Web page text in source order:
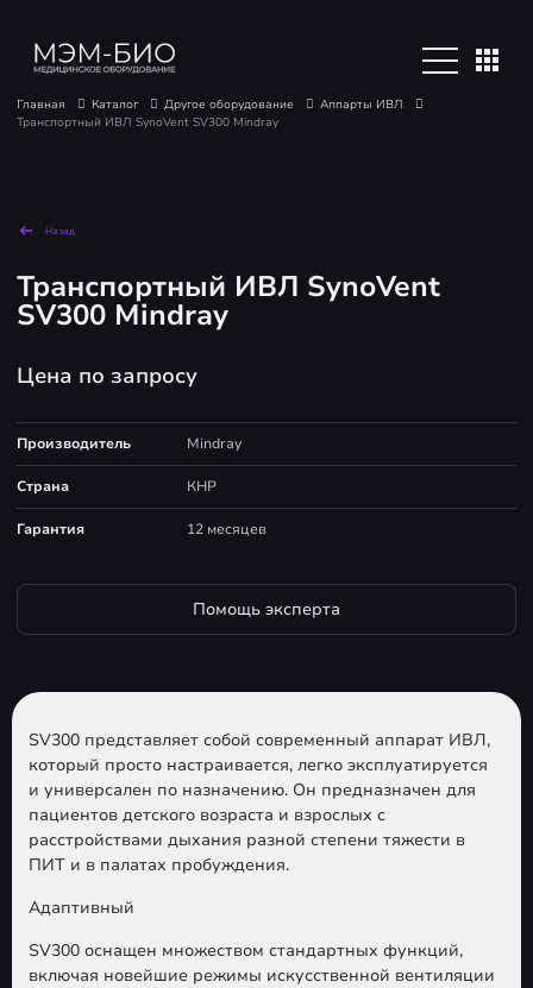
Главная Каталог Другое оборудование
Аппарты ИВЛ
Транспортный ИВЛ SynoVent SV300 Mindray
Назад
Транспортный ИВЛ SynoVent
SV300 Mindray
Цена по запросу
Производитель Mindray
Страна КНР
Гарантия 12 месяцев
Помощь эксперта
SV300 представляет собой современный аппарат ИВЛ,
который просто настраивается, легко эксплуатируется
и универсален по назначению. Он предназначен для
пациентов детского возраста и взрослых с
расстройствами дыхания разной степени тяжести в
ПИТ и в палатах пробуждения.
Адаптивный
SV300 оснащен множеством стандартных функций,
включая новейшие режимы искусственной вентиляции